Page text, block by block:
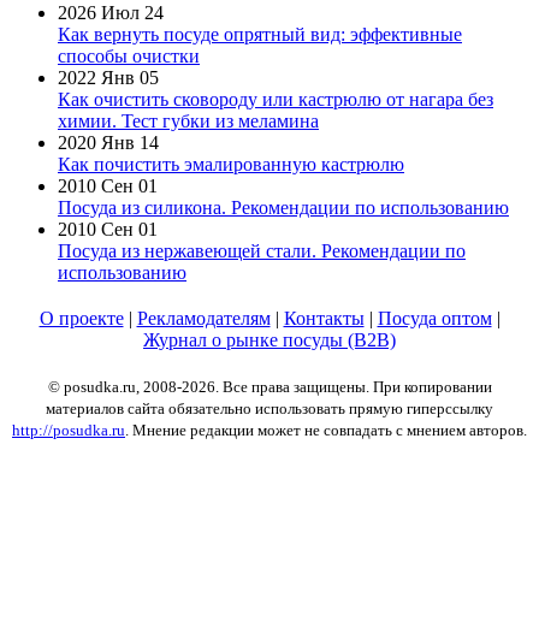
2026 Июл 24
Как вернуть посуде опрятный вид: эффективные
способы очистки
2022 Янв 05
Как очистить сковороду или кастрюлю от нагара без
химии. Тест губки из меламина
2020 Янв 14
Как почистить эмалированную кастрюлю
2010 Сен 01
Посуда из силикона. Рекомендации по использованию
2010 Сен 01
Посуда из нержавеющей стали. Рекомендации по
использованию
О проекте| Рекламодателям| Контакты| Посуда оптом|
Журнал о рынке посуды (B2B)
© posudka.ru, 2008-2026. Все права защищены. При копировании
материалов сайта обязательно использовать прямую гиперссылку
http://posudka.ru . Мнение редакции может не совпадать с мнением авторов.